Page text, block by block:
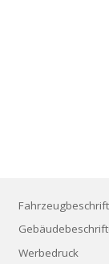
Werbedruck